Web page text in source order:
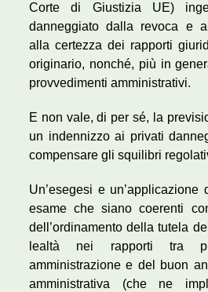
Corte di Giustizia UE)
danneggiato dalla revoca e
alla certezza dei rapporti
originario, nonché, più in
provvedimenti amministrativi.
E non vale, di per sé, la
un indennizzo ai privati
compensare gli squilibri
Un’esegesi e
esame che siano coerenti
dell’ordinamento della tutela
lealtà nei rapporti tra
amministrazione e del buon
amministrativa (che ne